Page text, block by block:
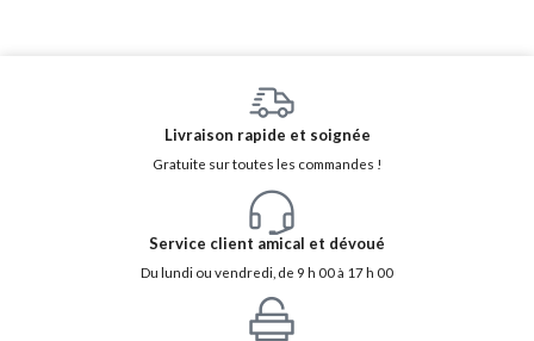
Livraison rapide et soignée
Gratuite sur toutes les commandes !
Service client amical et dévoué
Du lundi ou vendredi, de 9 h 00 à 17 h 00